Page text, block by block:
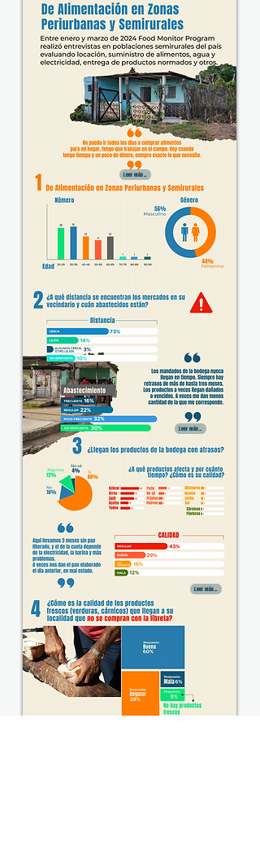
Leer más...
Leer más...
Leer más...